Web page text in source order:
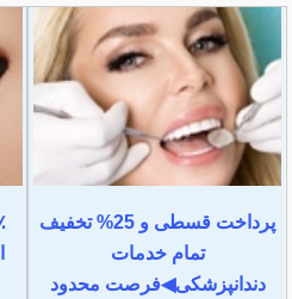
پرداخت قسطی و 25% تخفیف
تمام خدمات
دندانپزشکی◀فرصت محدود